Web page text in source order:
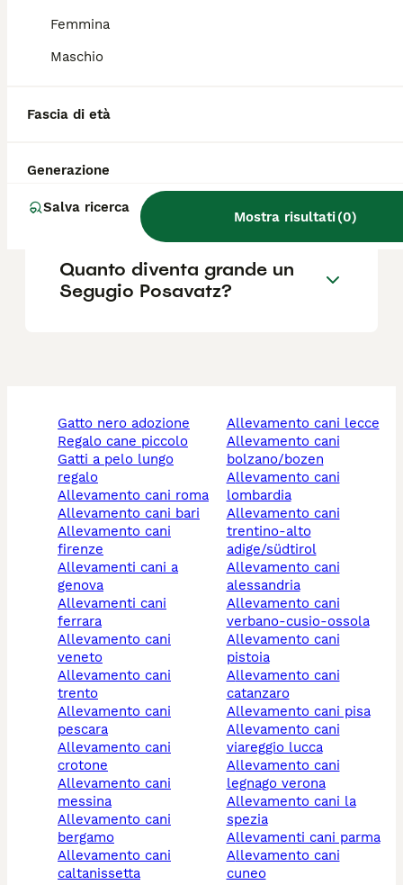
Femmina
Maschio
Fascia di età
Generazione
Salva ricerca
Mostra risultati(0)
Quali sono le caratteristiche
Posavatz?
Qual è il carattere del
segugio Posavatz?
Quanto diventa grande un
Segugio Posavatz?
gatto nero adozione
regalo cane piccolo
gatti a pelo lungo
regalo
allevamento cani roma
allevamento cani bari
allevamento cani
firenze
allevamenti cani a
genova
allevamenti cani
ferrara
allevamento cani
veneto
allevamento cani
trento
allevamento cani
pescara
allevamento cani
crotone
allevamento cani
messina
allevamento cani
bergamo
allevamento cani
caltanissetta
allevamento cani lecce
allevamento cani
bolzano/bozen
allevamento cani
lombardia
allevamento cani
trentino-alto
adige/südtirol
allevamento cani
alessandria
allevamento cani
verbano-cusio-ossola
allevamento cani
pistoia
allevamento cani
catanzaro
allevamento cani pisa
allevamento cani
viareggio lucca
allevamento cani
legnago verona
allevamento cani la
spezia
allevamenti cani parma
allevamento cani
cuneo